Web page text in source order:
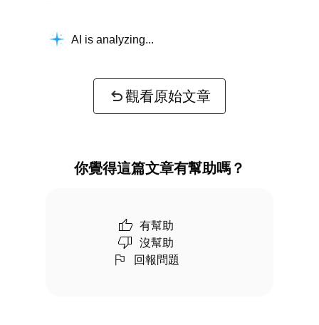
AI is analyzing...
觀看原始文章
你覺得這篇文章有幫助嗎？
有幫助
沒幫助
回報問題